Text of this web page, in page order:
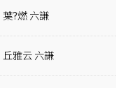
葉?燃 六謙
丘雅云 六謙